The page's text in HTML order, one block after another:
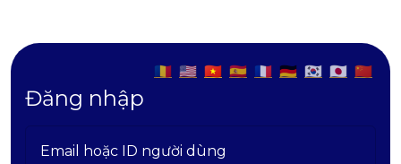
🇷🇴 🇺🇸 🇻🇳 🇪🇸 🇫🇷 🇩🇪 🇰🇷 🇯🇵 🇨🇳
Đăng nhập
Email hoặc ID người dùng